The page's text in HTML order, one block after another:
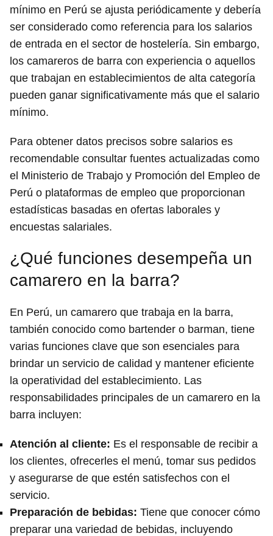
mínimo en Perú se ajusta periódicamente y debería
ser considerado como referencia para los salarios
de entrada en el sector de hostelería. Sin embargo,
los camareros de barra con experiencia o aquellos
que trabajan en establecimientos de alta categoría
pueden ganar significativamente más que el salario
mínimo.
Para obtener datos precisos sobre salarios es
recomendable consultar fuentes actualizadas como
el Ministerio de Trabajo y Promoción del Empleo de
Perú o plataformas de empleo que proporcionan
estadísticas basadas en ofertas laborales y
encuestas salariales.
¿Qué funciones desempeña un
camarero en la barra?
En Perú, un camarero que trabaja en la barra,
también conocido como bartender o barman, tiene
varias funciones clave que son esenciales para
brindar un servicio de calidad y mantener eficiente
la operatividad del establecimiento. Las
responsabilidades principales de un camarero en la
barra incluyen:
Atención al cliente: Es el responsable de recibir a
los clientes, ofrecerles el menú, tomar sus pedidos
y asegurarse de que estén satisfechos con el
servicio.
Preparación de bebidas: Tiene que conocer cómo
preparar una variedad de bebidas, incluyendo